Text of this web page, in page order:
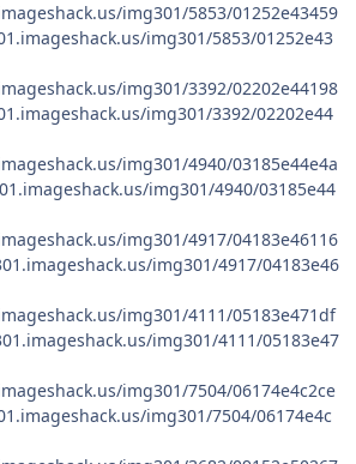
img301/5853/01252e43459
img301/5853/01252e43
img301/3392/02202e44198
img301/3392/02202e44
img301/4940/03185e44e4a
img301/4940/03185e44
img301/4917/04183e46116
img301/4917/04183e46
img301/4111/05183e471df
img301/4111/05183e47
img301/7504/06174e4c2ce
img301/7504/06174e4c